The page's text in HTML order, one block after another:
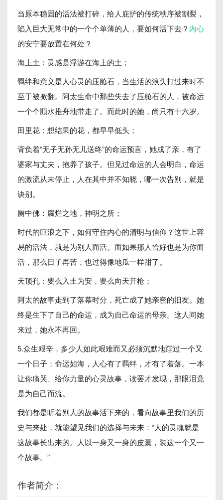
当原本稳固的活法被打碎，给人庇护的传统秩序被割裂，
陷入巨大无常中的一个个单薄的人，要如何活下去？ 内心
的安宁要放置在何处？
海上土：灵感是浮游在海上的土；
羁绊和意义是人心灵的压舱石，当生活的浪头打过来时不
至于被掀翻。阿太生命中那些失去了压舱石的人，被命运
一个个顺水推舟地带走了。而此时的她，尚只有十六岁。
田里花：想结果的花，都早早低头；
背负着“无子无孙无儿送终”的命运预言，她成了亲，有了
婆家与丈夫，抱养了孩子。但见过命运的人会明白，命运
的激流从未停止，人在其中并不知晓，哪一次告别，就是
诀别。
厕中佛：腐烂之地，神明之所；
时代的巨浪之下，如何守住内心的清明与信仰？这世上容
易的活法，就是为别人而活。而如果那人恰好也是为你而
活，那么日子再苦，也过得像地瓜一样甜了。
天顶孔：要么入土为安，要么向天开枪；
阿太的故事走到了落幕时分，死亡成了她亲密的旧友。她
终是生下了自己的命运，成为自己命运的母亲。这人间她
来过，她永不再回。
5.众生艰辛，多少人如此艰难而又必须沉默地蹚过一个又
一个日子；命运如海，人心有了羁绊，才有了着落。一本
让你痛哭、给你力量的心灵故事，读罢才发现，那眼泪竟
是为自己而流。
我们都是听着别人的故事活下来的，看向故事里我们的历
史与来处，就能望见我们的选择与未来：“人的灵魂就是
这故事长出来的。人以一身又一身的皮囊，装这一个又一
个故事。”
作者简介：